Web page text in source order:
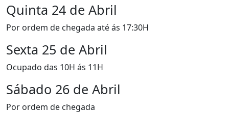
Quinta 24 de Abril
Por ordem de chegada até ás 17:30H
Sexta 25 de Abril
Ocupado das 10H ás 11H
Sábado 26 de Abril
Por ordem de chegada